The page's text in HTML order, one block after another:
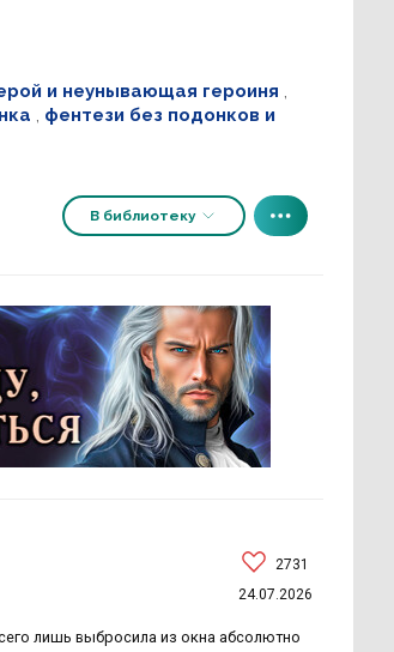
и неунывающая героиня ,
, фентези без подонков и
В библиотеку
2731
24.07.2026
лишь выбросила из окна абсолютно